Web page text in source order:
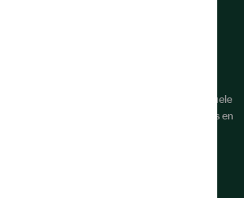
zijn adviesprijzen (incl. btw), exclusief eventuele
meer informatie over de actuele verkoopprijs en
kunt u contact opnemen met uw
De adviesprijzen kunnen zonder
worden gewijzigd.